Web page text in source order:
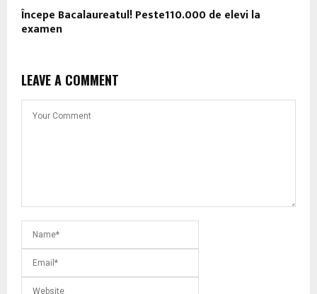
Începe Bacalaureatul! Peste110.000 de elevi la
examen
LEAVE A COMMENT